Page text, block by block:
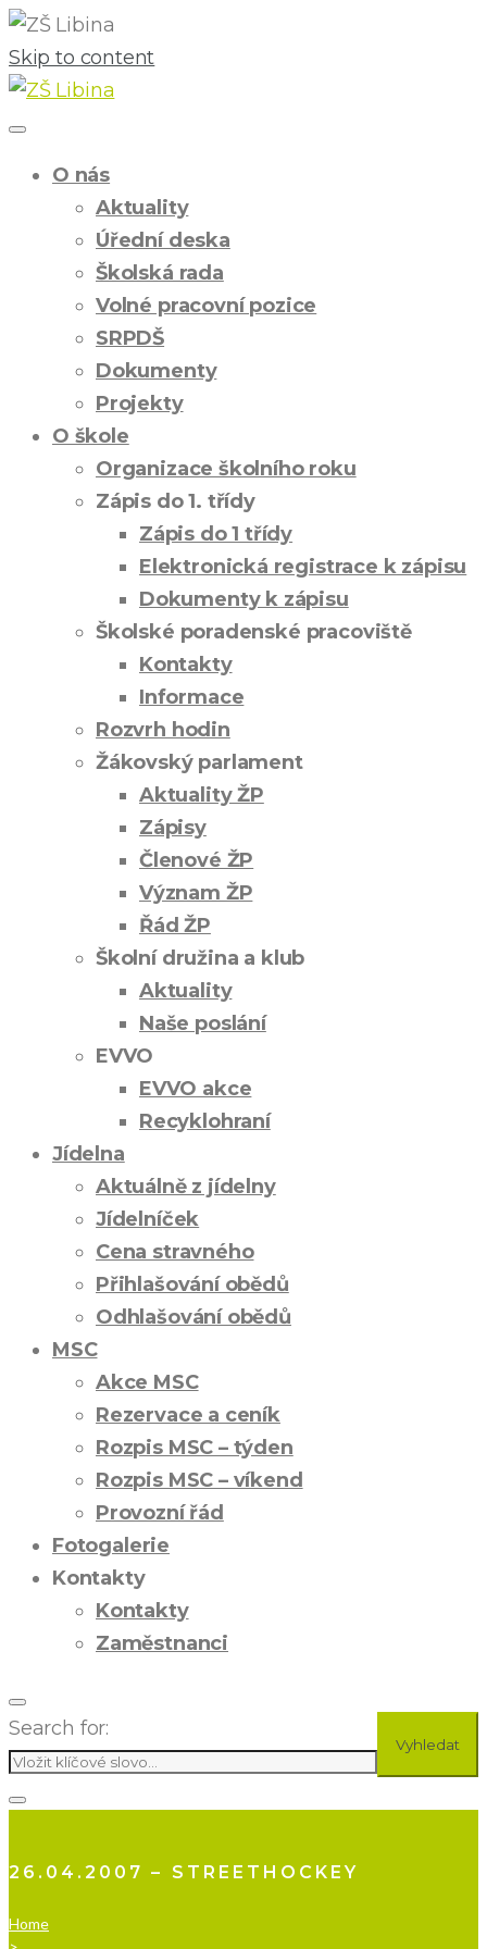
Skip to content
O nás
Aktuality
Úřední deska
Školská rada
Volné pracovní pozice
SRPDŠ
Dokumenty
Projekty
O škole
Organizace školního roku
Zápis do 1. třídy
Zápis do 1 třídy
Elektronická registrace k zápisu
Dokumenty k zápisu
Školské poradenské pracoviště
Kontakty
Informace
Rozvrh hodin
Žákovský parlament
Aktuality ŽP
Zápisy
Členové ŽP
Význam ŽP
Řád ŽP
Školní družina a klub
Aktuality
Naše poslání
EVVO
EVVO akce
Recyklohraní
Jídelna
Aktuálně z jídelny
Jídelníček
Cena stravného
Přihlašování obědů
Odhlašování obědů
MSC
Akce MSC
Rezervace a ceník
Rozpis MSC – týden
Rozpis MSC – víkend
Provozní řád
Fotogalerie
Kontakty
Kontakty
Zaměstnanci
Search for:
Vyhledat
26.04.2007 – STREETHOCKEY
Home